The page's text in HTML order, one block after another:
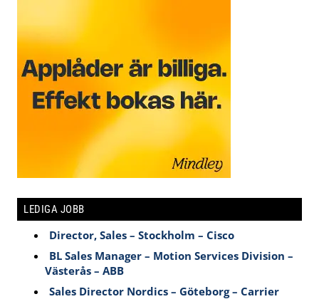
LEDIGA JOBB
Director, Sales – Stockholm – Cisco
BL Sales Manager – Motion Services Division –
Västerås – ABB
Sales Director Nordics – Göteborg – Carrier